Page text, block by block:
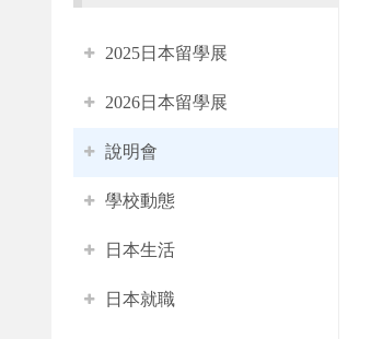
2025日本留學展
2026日本留學展
說明會
學校動態
日本生活
日本就職